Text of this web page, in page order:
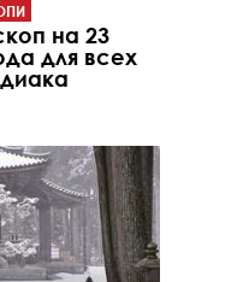
на 23
для всех